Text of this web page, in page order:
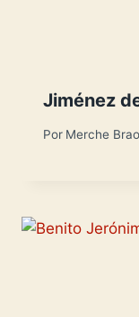
Jiménez
Por Merche